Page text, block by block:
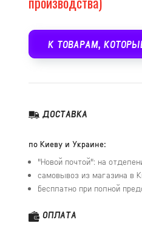
К ТОВАРАМ,
ДОСТАВКА
по Киеву и Украине:
"Новой почтой": на
самовывоз из магазина в
бесплатно при полной
ОПЛАТА